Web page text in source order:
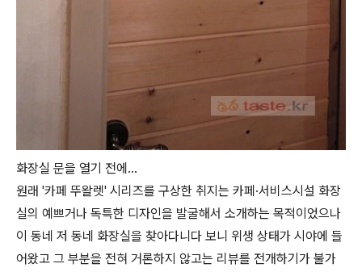
화장실 문을 열기 전에...
원래 '카페 뚜왈렛' 시리즈를 구상한 취지는 카페·서비스시설 화장
실의 예쁘거나 독특한 디자인을 발굴해서 소개하는 목적이었으나
이 동네 저 동네 화장실을 찾아다니다 보니 위생 상태가 시야에 들
어왔고 그 부분을 전혀 거론하지 않고는 리뷰를 전개하기가 불가